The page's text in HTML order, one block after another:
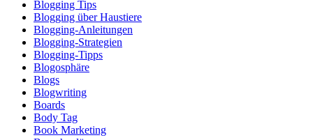
Blogging Tips
Blogging über Haustiere
Blogging-Anleitungen
Blogging-Strategien
Blogging-Tipps
Blogosphäre
Blogs
Blogwriting
Boards
Body Tag
Book Marketing